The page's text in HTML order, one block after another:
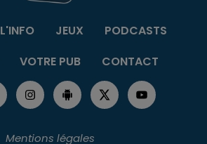
L'INFO JEUX
PODCASTS
VOTRE PUB CONTACT
Mentions légales